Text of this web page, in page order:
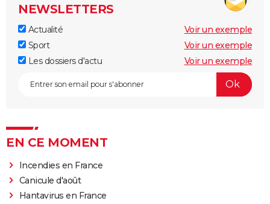
NEWSLETTERS
Actualité
Voir un exemple
Sport
Voir un exemple
Les dossiers d'actu
Voir un exemple
EN CE MOMENT
Incendies en France
Canicule d'août
Hantavirus en France